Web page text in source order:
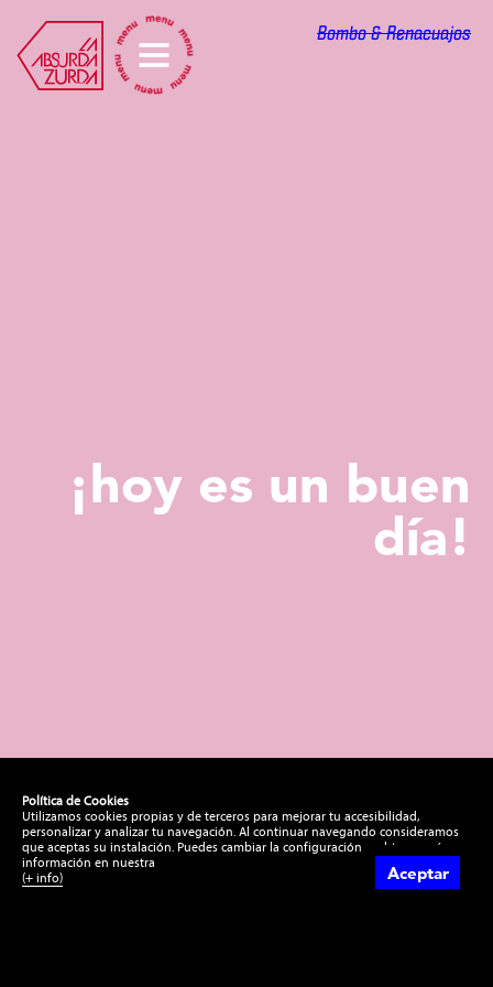
Bombo & Renacuajos
¡hoy es un buen
día!
La Absurda Zurda
Política de Cookies
Utilizamos cookies propias y de terceros para mejorar tu accesibilidad,
personalizar y analizar tu navegación. Al continuar navegando consideramos
que aceptas su instalación. Puedes cambiar la configuración u obtener más
información en nuestra
(+ info)
Aceptar